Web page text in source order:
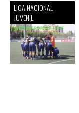
LIGA NACIONAL
JUVENIL